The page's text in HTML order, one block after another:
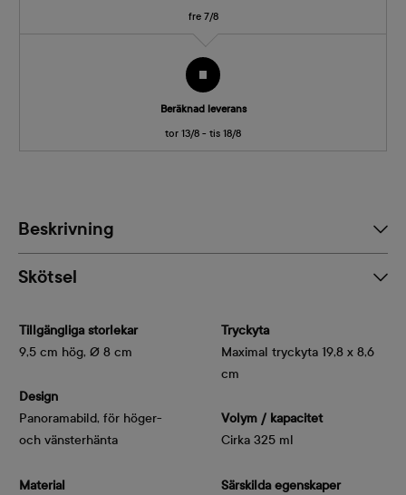
fre 7/8
Beräknad leverans
tor 13/8 - tis 18/8
Beskrivning
Skötsel
Tillgängliga storlekar
9,5 cm hög, Ø 8 cm
Design
Panoramabild, för höger-
och vänsterhänta
Material
Tryckyta
Maximal tryckyta 19,8 x 8,6
cm
Volym / kapacitet
Cirka 325 ml
Särskilda egenskaper